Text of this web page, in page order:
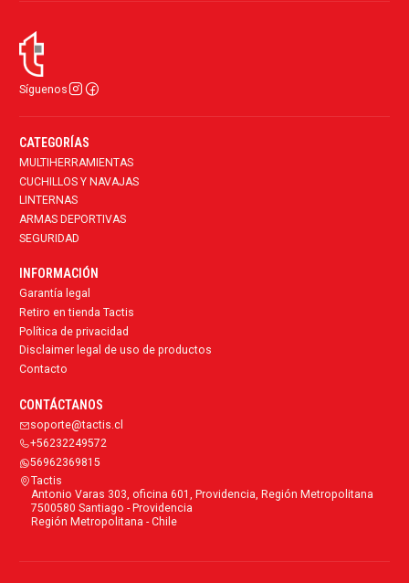
Síguenos
CATEGORÍAS
MULTIHERRAMIENTAS
CUCHILLOS Y NAVAJAS
LINTERNAS
ARMAS DEPORTIVAS
SEGURIDAD
INFORMACIÓN
Garantía legal
Retiro en tienda Tactis
Política de privacidad
Disclaimer legal de uso de productos
Contacto
CONTÁCTANOS
soporte@tactis.cl
+56232249572
56962369815
Tactis
Antonio Varas 303, oficina 601, Providencia, Región Metropolitana
7500580 Santiago - Providencia
Región Metropolitana - Chile